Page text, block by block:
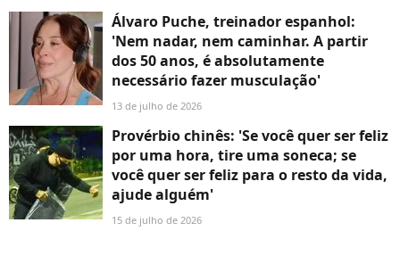
Álvaro Puche, treinador espanhol:
'Nem nadar, nem caminhar. A partir
dos 50 anos, é absolutamente
necessário fazer musculação'
13 de julho de 2026
Provérbio chinês: 'Se você quer ser feliz
por uma hora, tire uma soneca; se
você quer ser feliz para o resto da vida,
ajude alguém'
15 de julho de 2026